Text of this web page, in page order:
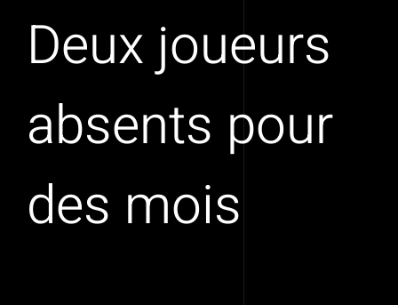
Deux joueurs
absents pour
des mois